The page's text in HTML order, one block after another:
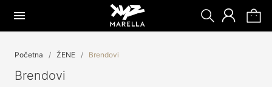
Početna ŽENE Brendovi
Brendovi